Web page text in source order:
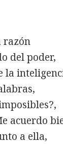
razón
del poder,
la
acuerdo
a ella,